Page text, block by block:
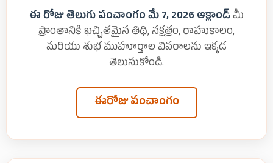
ఈ రోజు తెలుగు పంచాంగం మే 7, 2026 ఆక్లాండ్మీ
ప్రాంతానికి ఖచ్చితమైన తిథి, నక్షత్రం, రాహుకాలం,
మరియు శుభ ముహూర్తాల వివరాలను ఇక్కడ
తెలుసుకోండి.
ఈరోజు పంచాంగం